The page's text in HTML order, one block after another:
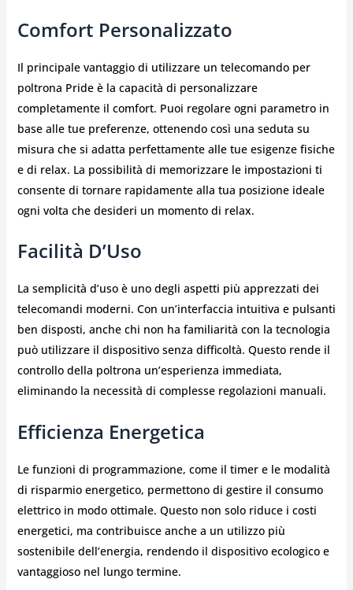
Comfort Personalizzato
Il principale vantaggio di utilizzare un telecomando per
poltrona Pride è la capacità di personalizzare
completamente il comfort. Puoi regolare ogni parametro in
base alle tue preferenze, ottenendo così una seduta su
misura che si adatta perfettamente alle tue esigenze fisiche
e di relax. La possibilità di memorizzare le impostazioni ti
consente di tornare rapidamente alla tua posizione ideale
ogni volta che desideri un momento di relax.
Facilità D’Uso
La semplicità d’uso è uno degli aspetti più apprezzati dei
telecomandi moderni. Con un’interfaccia intuitiva e pulsanti
ben disposti, anche chi non ha familiarità con la tecnologia
può utilizzare il dispositivo senza difficoltà. Questo rende il
controllo della poltrona un’esperienza immediata,
eliminando la necessità di complesse regolazioni manuali.
Efficienza Energetica
Le funzioni di programmazione, come il timer e le modalità
di risparmio energetico, permettono di gestire il consumo
elettrico in modo ottimale. Questo non solo riduce i costi
energetici, ma contribuisce anche a un utilizzo più
sostenibile dell’energia, rendendo il dispositivo ecologico e
vantaggioso nel lungo termine.